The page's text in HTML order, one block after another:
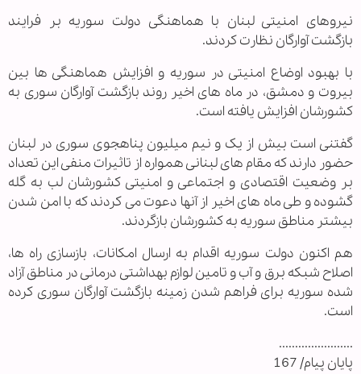
نیروهای امنیتی لبنان با هماهنگی دولت سوریه بر فرایند
بازگشت آوارگان نظارت کردند.
با بهبود اوضاع امنیتی در سوریه و افزایش هماهنگی ها بین
بیروت و دمشق، در ماه های اخیر روند بازگشت آوارگان سوری به
کشورشان افزایش یافته است.
گفتنی است بیش از یک و نیم میلیون پناهجوی سوری در لبنان
حضور دارند که مقام های لبنانی همواره از تاثیرات منفی این تعداد
بر وضعیت اقتصادی و اجتماعی و امنیتی کشورشان لب به گله
گشوده و طی ماه های اخیر از آنها دعوت می کردند که با امن شدن
بیشتر مناطق سوریه به کشورشان بازگردند.
هم اکنون دولت سوریه اقدام به ارسال امکانات، بازسازی راه ها،
اصلاح شبکه برق و آب و تامین لوازم بهداشتی درمانی در مناطق آزاد
شده سوریه برای فراهم شدن زمینه بازگشت آوارگان سوری کرده
است.
.......................
پایان پیام/ 167